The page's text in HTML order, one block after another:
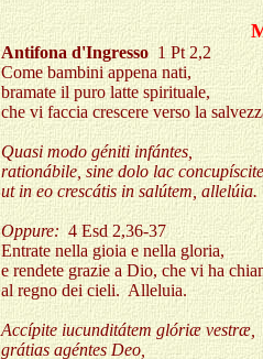
Antifona d'Ingresso 1 Pt 2,2
Come bambini appena nati,
bramate il puro latte spirituale,
che vi faccia crescere verso la
Quasi modo géniti infántes,
rationábile, sine dolo lac
ut in eo crescátis in salútem, allelúia.
Oppure: 4 Esd 2,36-37
Entrate nella gioia e nella gloria,
e rendete grazie a Dio, che vi ha
al regno dei cieli. Alleluia.
Accípite iucunditátem glóriæ vestræ,
grátias agéntes Deo,